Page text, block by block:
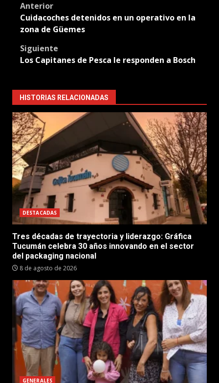
Post
navigation
Anterior
Cuidacoches detenidos en un operativo en la
zona de Güemes
Siguiente
Los Capitanes de Pesca le responden a Bosch
HISTORIAS RELACIONADAS
DESTACADAS
Tres décadas de trayectoria y liderazgo: Gráfica
Tucumán celebra 30 años innovando en el sector
del packaging nacional
8 de agosto de 2026
GENERALES